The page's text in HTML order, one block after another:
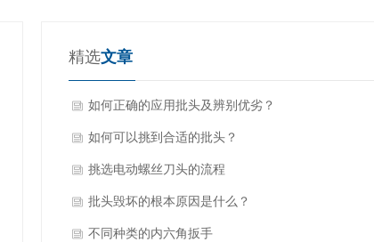
精选文章
如何正确的应用批头及辨别优劣？
如何可以挑到合适的批头？
挑选电动螺丝刀头的流程
批头毁坏的根本原因是什么？
不同种类的内六角扳手